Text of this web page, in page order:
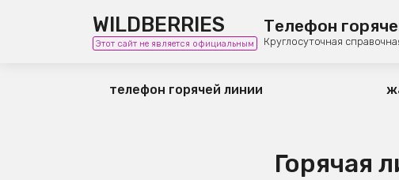
WILDBERRIES
Этот сайт не является официальным
Телефон
Круглосуточная
телефон горячей линии
Горячая